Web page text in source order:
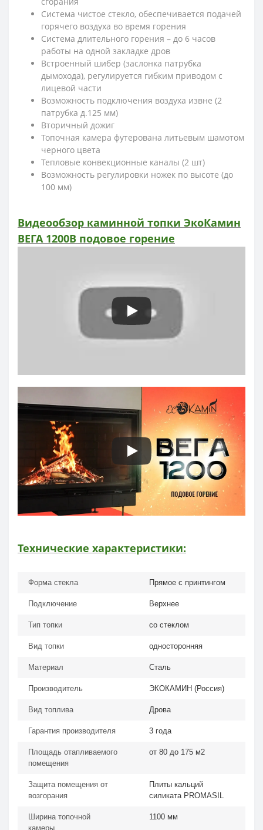
Система чистое стекло, обеспечивается подачей
горячего воздуха во время горения
Система длительного горения – до 6 часов
работы на одной закладке дров
Встроенный шибер (заслонка патрубка
дымохода), регулируется гибким приводом с
лицевой части
Возможность подключения воздуха извне (2
патрубка д.125 мм)
Вторичный дожиг
Топочная камера футерована литьевым шамотом
черного цвета
Тепловые конвекционные каналы (2 шт)
Возможность регулировки ножек по высоте (до
100 мм)
Видеообзор каминной топки ЭкоКамин
ВЕГА 1200B подовое горение
Технические характеристики:
Форма стекла Прямое с принтингом
Подключение Верхнее
Тип топки со стеклом
Вид топки односторонняя
Материал Сталь
Производитель ЭКОКАМИН (Россия)
Вид топлива Дрова
Гарантия производителя 3 года
Площадь отапливаемого
помещения
от 80 до 175 м2
Защита помещения от
возгорания
Плиты кальций
силиката PROMASIL
Ширина топочной
камеры
1100 мм